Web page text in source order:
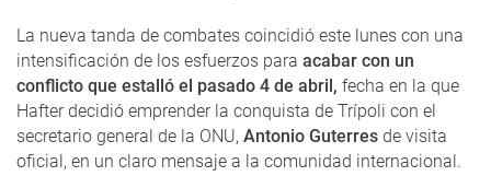
La nueva tanda de combates coincidió este lunes con una
intensificación de los esfuerzos para acabar con un
conflicto que estalló el pasado 4 de abril, fecha en la que
Hafter decidió emprender la conquista de Trípoli con el
secretario general de la ONU, Antonio Guterres de visita
oficial, en un claro mensaje a la comunidad internacional.